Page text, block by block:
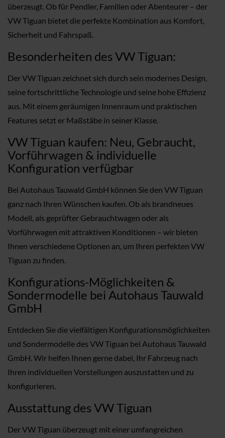
überzeugt. Ob für Pendler, Familien oder Abenteurer – der
VW Tiguan bietet die perfekte Kombination aus Komfort,
Sicherheit und Fahrspaß.
Besonderheiten des VW Tiguan:
Der VW Tiguan zeichnet sich durch sein modernes Design,
seine fortschrittliche Technologie und seine hohe Effizienz
aus. Mit einem geräumigen Innenraum und praktischen
Features setzt er Maßstäbe in seiner Klasse.
VW Tiguan kaufen: Neu, Gebraucht,
Vorführwagen & individuelle
Konfiguration verfügbar
Bei Autohaus Tauwald GmbH können Sie den VW Tiguan
ganz nach Ihren Wünschen kaufen. Ob als brandneues
Modell, als geprüfter Gebrauchtwagen oder als
Vorführwagen mit attraktiven Konditionen – wir bieten
Ihnen verschiedene Optionen an, um Ihren perfekten VW
Tiguan zu finden.
Konfigurations-Möglichkeiten &
Sondermodelle bei Autohaus Tauwald
GmbH
Entdecken Sie die vielfältigen Konfigurationsmöglichkeiten
und Sondermodelle des VW Tiguan bei Autohaus Tauwald
GmbH. Wir helfen Ihnen gerne dabei, Ihr Fahrzeug nach
Ihren individuellen Vorstellungen auszustatten und zu
konfigurieren.
Ausstattung des VW Tiguan
Der VW Tiguan überzeugt mit einer umfangreichen